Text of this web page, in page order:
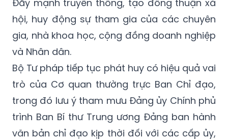
Đẩy mạnh truyền thông, tạo đồng thuận xã
hội, huy động sự tham gia của các chuyên
gia, nhà khoa học, cộng đồng doanh nghiệp
và Nhân dân.
Bộ Tư pháp tiếp tục phát huy có hiệu quả vai
trò của Cơ quan thường trực Ban Chỉ đạo,
trong đó lưu ý tham mưu Đảng ủy Chính phủ
trình Ban Bí thư Trung ương Đảng ban hành
văn bản chỉ đạo kịp thời đối với các cấp ủy,